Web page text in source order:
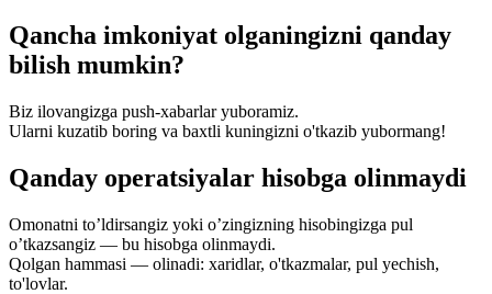
Qancha imkoniyat olganingizni qanday
bilish mumkin?
Biz ilovangizga push-xabarlar yuboramiz.
Ularni kuzatib boring va baxtli kuningizni o'tkazib yubormang!
Qanday operatsiyalar hisobga olinmaydi
Omonatni to’ldirsangiz yoki o’zingizning hisobingizga pul
o’tkazsangiz — bu hisobga olinmaydi.
Qolgan hammasi — olinadi: xaridlar, o'tkazmalar, pul yechish,
to'lovlar.